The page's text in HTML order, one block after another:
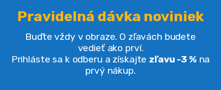
Pravidelná dávka noviniek
Buďte vždy v obraze. O zľavách budete
vedieť ako prví.
Prihláste sa k odberu a získajte zľavu -3 % na
prvý nákup.